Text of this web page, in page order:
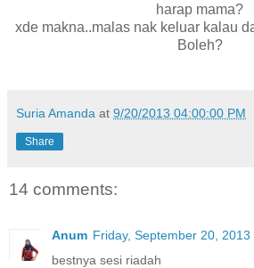
harap mama?
xde makna..malas nak keluar kalau
Boleh?
Suria Amanda at 9/20/2013 04:00:00 PM
Share
14 comments:
Anum Friday, September 20, 2013
bestnya sesi riadah